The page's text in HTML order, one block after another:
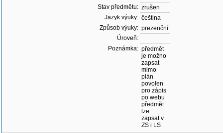
Stav předmětu: zrušen
Jazyk výuky: čeština
Způsob výuky: prezenční
Úroveň:
Poznámka: předmět
je možno
zapsat
mimo
plán
povolen
pro zápis
po webu
předmět
lze
zapsat v
ZS i LS